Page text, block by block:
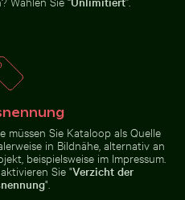
Pflanzen in sandiger
Waran auf Gehweg mit
ausgestreckter Zunge
Dramatische
müssen Sie Kataloop als Quelle
in Bildnähe, alternativ an
beispielsweise im Impressum.
Sie "Verzicht der
".